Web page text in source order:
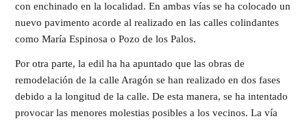
con enchinado en la localidad. En ambas vías se ha colocado un
nuevo pavimento acorde al realizado en las calles colindantes
como María Espinosa o Pozo de los Palos.
Por otra parte, la edil ha ha apuntado que las obras de
remodelación de la calle Aragón se han realizado en dos fases
debido a la longitud de la calle. De esta manera, se ha intentado
provocar las menores molestias posibles a los vecinos. La vía